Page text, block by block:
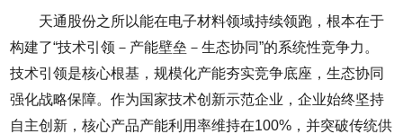
天通股份之所以能在电子材料领域持续领跑，根本在于
构建了“技术引领－产能壁垒－生态协同”的系统性竞争力。
技术引领是核心根基，规模化产能夯实竞争底座，生态协同
强化战略保障。作为国家技术创新示范企业，企业始终坚持
自主创新，核心产品产能利用率维持在100%，并突破传统供